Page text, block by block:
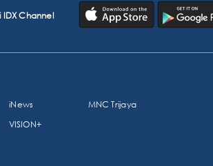
IDX Channel
iNews
MNC Trijaya
VISION+